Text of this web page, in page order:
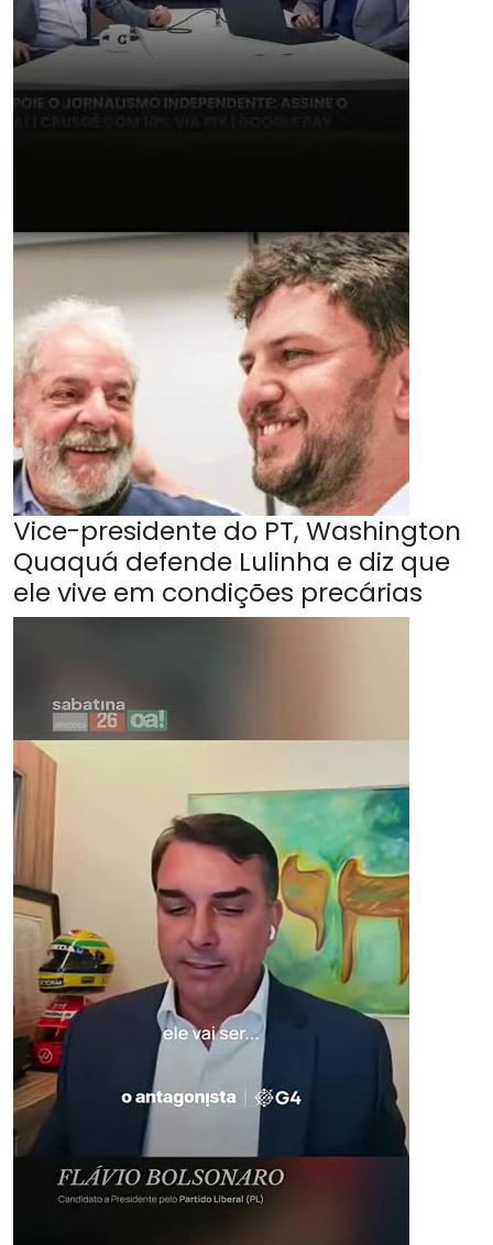
Vice-presidente do PT, Washington
Quaquá defende Lulinha e diz que
ele vive em condições precárias